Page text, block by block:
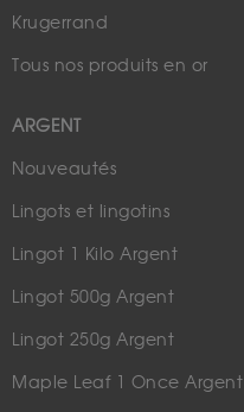
Krugerrand
Tous nos produits en or
ARGENT
Nouveautés
Lingots et lingotins
Lingot 1 Kilo Argent
Lingot 500g Argent
Lingot 250g Argent
Maple Leaf 1 Once Argent